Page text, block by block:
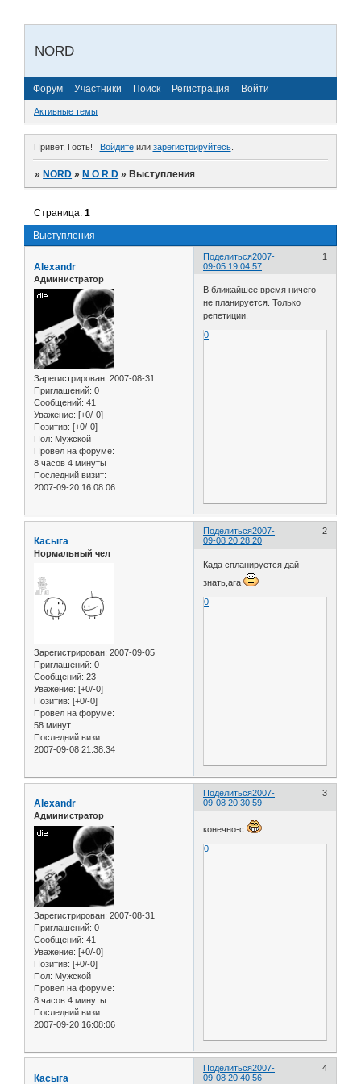
NORD
Форум Участники Поиск Регистрация Войти
Активные темы
Привет, Гость! Войдитеили зарегистрируйтесь.
»NORD »N O R D »Выступления
Выступления
Страница:1
Поделиться 1
2007-
09-05 19:04:57
Alexandr
Администратор
Зарегистрирован: 2007-08-31
Приглашений: 0
Сообщений: 41
Уважение: [+0/-0]
Позитив: [+0/-0]
Пол: Мужской
Провел на форуме:
8 часов 4 минуты
Последний визит:
2007-09-20 16:08:06
В ближайшее время ничего
не планируется. Только
репетиции.
0
Поделиться 2
2007-
09-08 20:28:20
Касыга
Нормальный чел
Зарегистрирован: 2007-09-05
Приглашений: 0
Сообщений: 23
Уважение: [+0/-0]
Позитив: [+0/-0]
Провел на форуме:
58 минут
Последний визит:
2007-09-08 21:38:34
Када спланируется дай
знать,ага
0
Поделиться 3
2007-
09-08 20:30:59
Alexandr
Администратор
Зарегистрирован: 2007-08-31
Приглашений: 0
Сообщений: 41
Уважение: [+0/-0]
Позитив: [+0/-0]
Пол: Мужской
Провел на форуме:
8 часов 4 минуты
Последний визит:
2007-09-20 16:08:06
конечно-с
0
Поделиться 4
2007-
09-08 20:40:56
Касыга